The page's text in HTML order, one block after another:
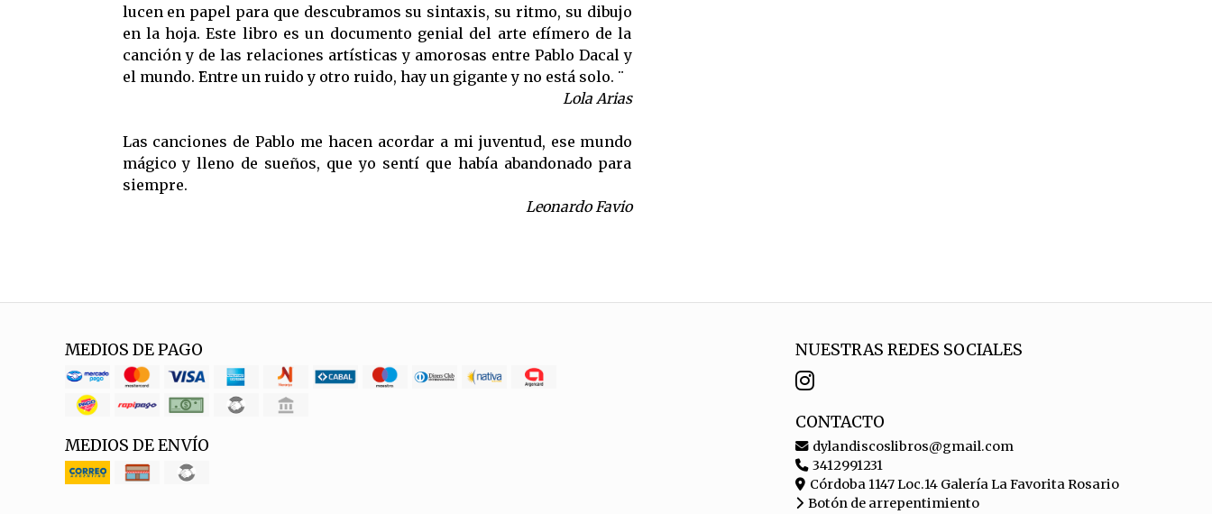
lucen en papel para que descubramos su sintaxis, su ritmo, su dibujo
en la hoja. Este libro es un documento genial del arte efímero de la
canción y de las relaciones artísticas y amorosas entre Pablo Dacal y
el mundo. ̈Entre un ruido y otro ruido, hay un gigante y no está solo. ̈
Lola Arias
Las canciones de Pablo me hacen acordar a mi juventud, ese mundo
mágico y lleno de sueños, que yo sentí que había abandonado para
siempre.
Leonardo Favio
MEDIOS DE PAGO
MEDIOS DE ENVÍO
NUESTRAS REDES SOCIALES
CONTACTO
dylandiscoslibros@gmail.com
3412991231
Córdoba 1147 Loc.14 Galería La Favorita Rosario
Botón de arrepentimiento